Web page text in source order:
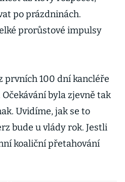
po prázdninách.
prorůstové impulsy
prvních 100 dní kancléře
byla zjevně tak
Uvidíme, jak se to
bude u vlády rok. Jestli
koaliční přetahování